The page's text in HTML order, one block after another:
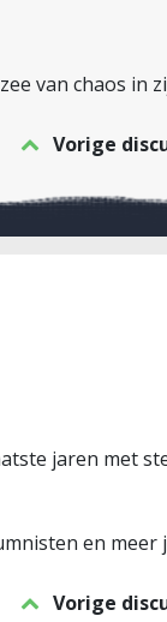
van chaos in
Vorige
jaren met
en meer
Vorige